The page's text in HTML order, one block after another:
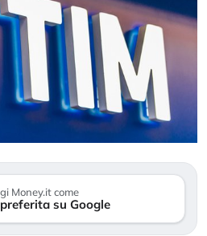
Money.it come
su Google